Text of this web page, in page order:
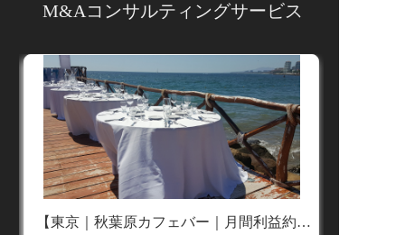
ご提供いたします。これにより、お客様はあらゆ
取引後の運営支援で持続的成長を実現
取引の成立は新たなパートナーシップの出発点で
す。当社は、取引後の事業運営においても、資源
統合、業務プロセスの最適化、戦略立案など、多
角的な支援を行っております。市場の変化に柔軟
に対応しながら、お客様が抱えるさまざまな経営
課題を解決し、持続的な成長と競争力の強化をサ
M&Aコンサルティングサービス
【東京｜秋葉原カフェバー｜月間利益約75万円】